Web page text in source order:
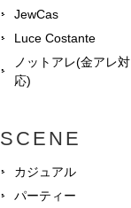
JewCas
Luce Costante
ノットアレ(金アレ対
応)
SCENE
カジュアル
パーティー